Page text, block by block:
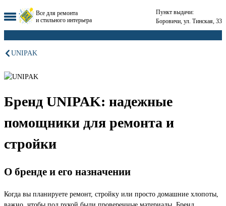
Все для ремонта
и стильного интерьера
Пункт выдачи:
Боровичи, ул. Тинская, 33
UNIPAK
Бренд UNIPAK: надежные
помощники для ремонта и
стройки
О бренде и его назначении
Когда вы планируете ремонт, стройку или просто домашние хлопоты,